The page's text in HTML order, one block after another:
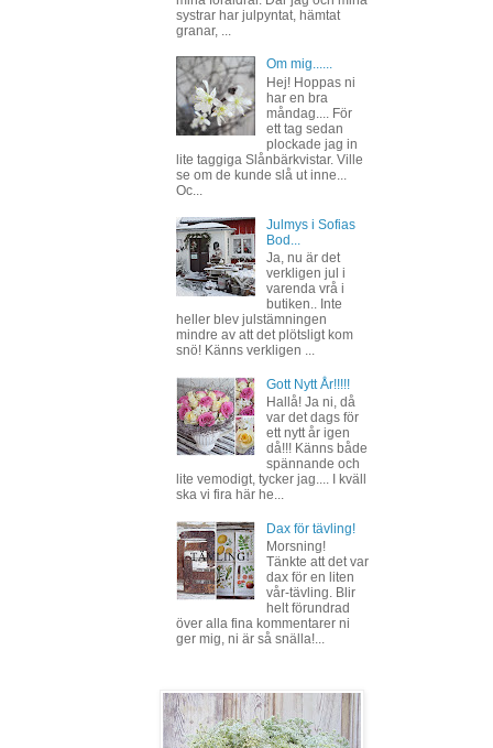
systrar har julpyntat, hämtat
granar, ...
Om mig......
Hej! Hoppas ni
har en bra
måndag.... För
ett tag sedan
plockade jag in
lite taggiga Slånbärkvistar. Ville
se om de kunde slå ut inne...
Oc...
Julmys i Sofias
Bod...
Ja, nu är det
verkligen jul i
varenda vrå i
butiken.. Inte
heller blev julstämningen
mindre av att det plötsligt kom
snö! Känns verkligen ...
Gott Nytt År!!!!!
Hallå! Ja ni, då
var det dags för
ett nytt år igen
då!!! Känns både
spännande och
lite vemodigt, tycker jag.... I kväll
ska vi fira här he...
Dax för tävling!
Morsning!
Tänkte att det var
dax för en liten
vår-tävling. Blir
helt förundrad
över alla fina kommentarer ni
ger mig, ni är så snälla!...